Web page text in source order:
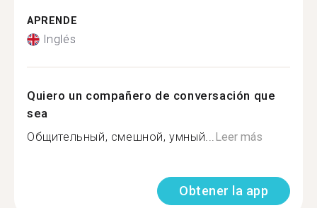
APRENDE
Inglés
Quiero un compañero de conversación que
sea
Общительный, смешной, умный...Leer más
Obtener la app